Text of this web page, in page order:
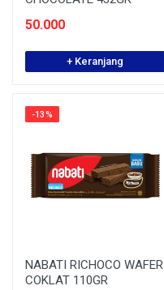
50.000
+ Keranjang
-13%
NABATI RICHOCO WAFER
COKLAT 110GR